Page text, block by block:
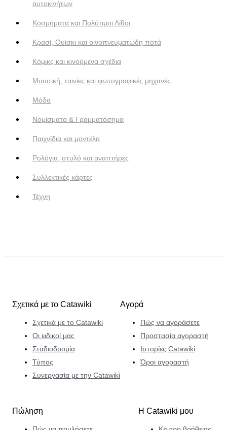
αυτοκινήτων
Κοσμήματα και Πολύτιμοι Λίθοι
Κρασί, Ουίσκι και οινοπνευματώδη ποτά
Κόμικς και κινούμενα σχέδια
Μουσική, ταινίες και φωτογραφικές μηχανές
Μόδα
Νομίσματα & Γραμματόσημα
Παιχνίδια και μοντέλα
Ρολόγια, στυλό και αναπτήρες
Συλλεκτικές κάρτες
Τέχνη
Σχετικά με το Catawiki
Σχετικά με το Catawiki
Οι ειδικοί μας
Σταδιοδρομία
Τύπος
Συνεργασία με την Catawiki
Αγορά
Πώς να αγοράσετε
Προστασία αγοραστή
Ιστορίες Catawiki
Όροι αγοραστή
Πώληση Η Catawiki μου